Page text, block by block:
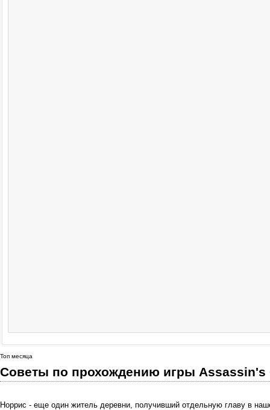
Топ месяца
Советы по прохождению игры Assassin's
Норрис - еще один житель деревни, получивший отдельную главу в